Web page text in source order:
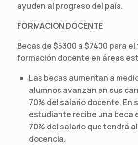
ayuden al progreso del país.
FORMACION DOCENTE
Becas de $5300 a $7400 para
formación docente en áreas
Las becas aumentan a
alumnos avanzan en sus
70% del salario docente. En
estudiante recibe una beca
70% del salario que tendrá
docencia.